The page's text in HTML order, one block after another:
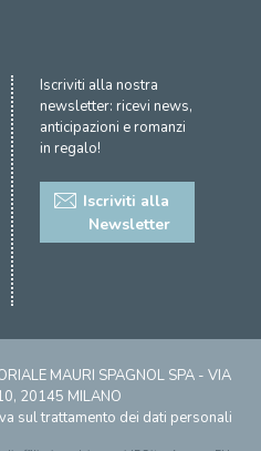
Iscriviti alla nostra
newsletter: ricevi news,
anticipazioni e romanzi
in regalo!
Iscriviti alla
Newsletter
MAURI SPAGNOL SPA - VIA
20145 MILANO
sul trattamento dei dati personali